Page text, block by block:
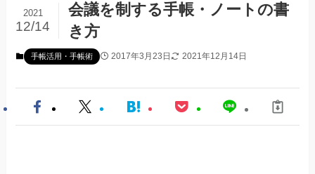
会議を制する手帳・ノートの書
き方
2021
12/14
手帳活用・手帳術 2017年3月23日 2021年12月14日